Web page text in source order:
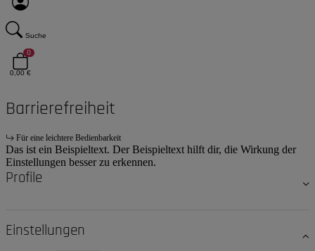
Suche
0
0,00 €
Barrierefreiheit
Für eine leichtere Bedienbarkeit
Das ist ein Beispieltext. Der Beispieltext hilft dir, die Wirkung der
Einstellungen besser zu erkennen.
Profile
Einstellungen